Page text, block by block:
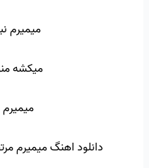
میمیرم
میکشه
دانلود اهنگ میمیرم